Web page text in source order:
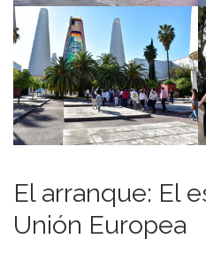
El arranque: El
Unión Europea